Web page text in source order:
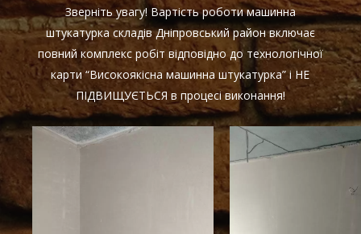
Зверніть увагу! Вартість роботи машинна
штукатурка складів Дніпровський район включає
повний комплекс робіт відповідно до технологічної
карти “Високоякісна машинна штукатурка” і НЕ
ПІДВИЩУЄТЬСЯ в процесі виконання!